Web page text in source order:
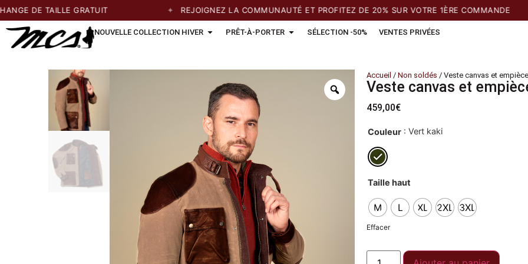
DE TAILLE GRATUIT REJOIGNEZ LA COMMUNAUTÉ ET PROFITEZ DE 20% SUR VOTRE 1ÈRE COMMANDE
NOUVELLE COLLECTION HIVER PRÊT-À-PORTER SÉLECTION -50% VENTES PRIVÉES
Accueil / Non soldés / Veste canvas et
Veste canvas et
459,00€
Couleur : Vert kaki
Taille haut
M L XL 2XL 3XL
Effacer